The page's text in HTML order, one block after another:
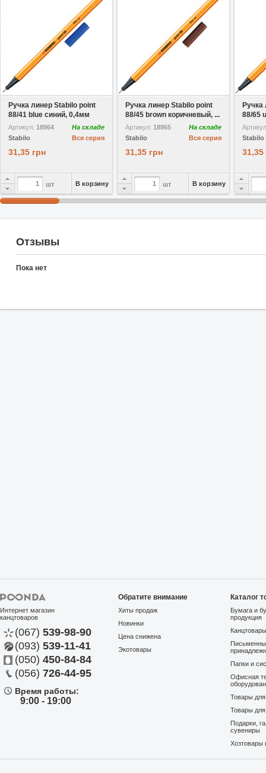
Ручка линер Stabilo point
88/41 blue синий, 0,4мм
Артикул: 18964
На складе
Вся серия
Stabilo
31,35 грн
шт В корзину
Ручка линер Stabilo point
88/45 brown коричневый, ...
Артикул: 18965
На складе
Вся серия
Stabilo
31,35 грн
шт В корзину
Ручка
88/65
Stabilo
31,35
Отзывы
Пока нет
Интернет магазин
канцтоваров
(067) 539-98-90
(093) 539-11-41
(050) 450-84-84
(056) 726-44-95
Время работы:
9:00 - 19:00
Обратите внимание
Хиты продаж
Новинки
Цена снижена
Экотовары
Каталог
Бумага и
продукция
Папки и
Офисная
Товары
Товары
Подарки,
сувениры
Хозтовары